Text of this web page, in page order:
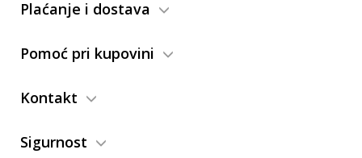
Plaćanje i dostava
Pomoć pri kupovini
Kontakt
Sigurnost